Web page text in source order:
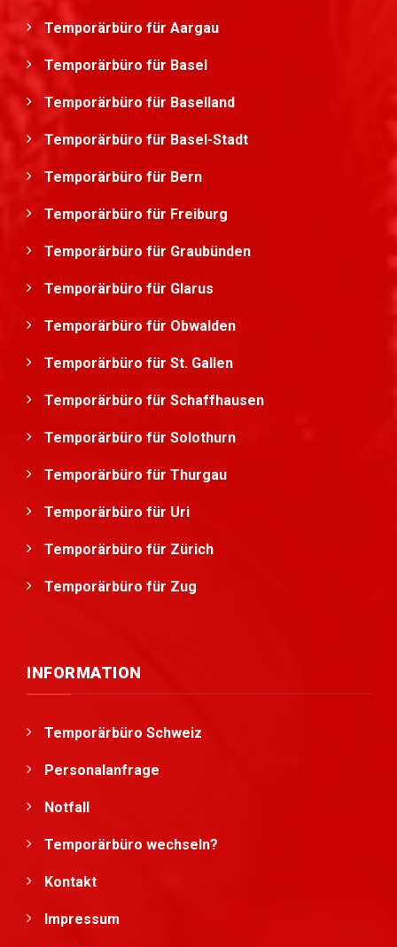
Temporärbüro für Aargau
Temporärbüro für Basel
Temporärbüro für Baselland
Temporärbüro für Basel-Stadt
Temporärbüro für Bern
Temporärbüro für Freiburg
Temporärbüro für Graubünden
Temporärbüro für Glarus
Temporärbüro für Obwalden
Temporärbüro für St. Gallen
Temporärbüro für Schaffhausen
Temporärbüro für Solothurn
Temporärbüro für Thurgau
Temporärbüro für Uri
Temporärbüro für Zürich
Temporärbüro für Zug
INFORMATION
Temporärbüro Schweiz
Personalanfrage
Notfall
Temporärbüro wechseln?
Kontakt
Impressum